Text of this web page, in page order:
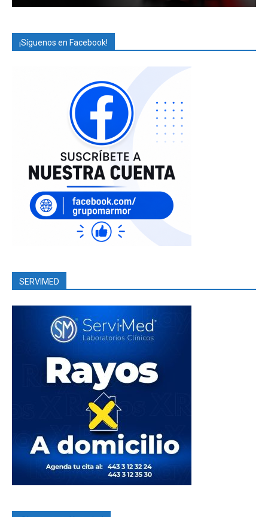
¡Síguenos en Facebook!
SERVIMED